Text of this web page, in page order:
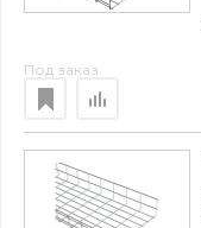
Под заказ